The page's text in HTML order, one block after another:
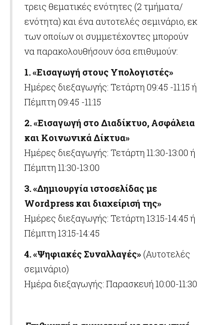
τρεις θεματικές ενότητες (2 τμήματα/
ενότητα) και ένα αυτοτελές σεμινάριο, εκ
των οποίων οι συμμετέχοντες μπορούν
να παρακολουθήσουν όσα επιθυμούν:
1. «Εισαγωγή στους Υπολογιστές»
Ημέρες διεξαγωγής: Τετάρτη 09:45 -11:15 ή
Πέμπτη 09:45 -11:15
2. «Εισαγωγή στο Διαδίκτυο, Ασφάλεια
και Κοινωνικά Δίκτυα»
Ημέρες διεξαγωγής: Τετάρτη 11:30-13:00 ή
Πέμπτη 11:30-13:00
3. «Δημιουργία ιστοσελίδας με
Wordpress και διαχείρισή της»
Ημέρες διεξαγωγής: Τετάρτη 13:15-14:45 ή
Πέμπτη 13:15-14:45
4. «Ψηφιακές Συναλλαγές»(Αυτοτελές
σεμινάριο)
Ημέρα διεξαγωγής: Παρασκευή 10:00-11:30